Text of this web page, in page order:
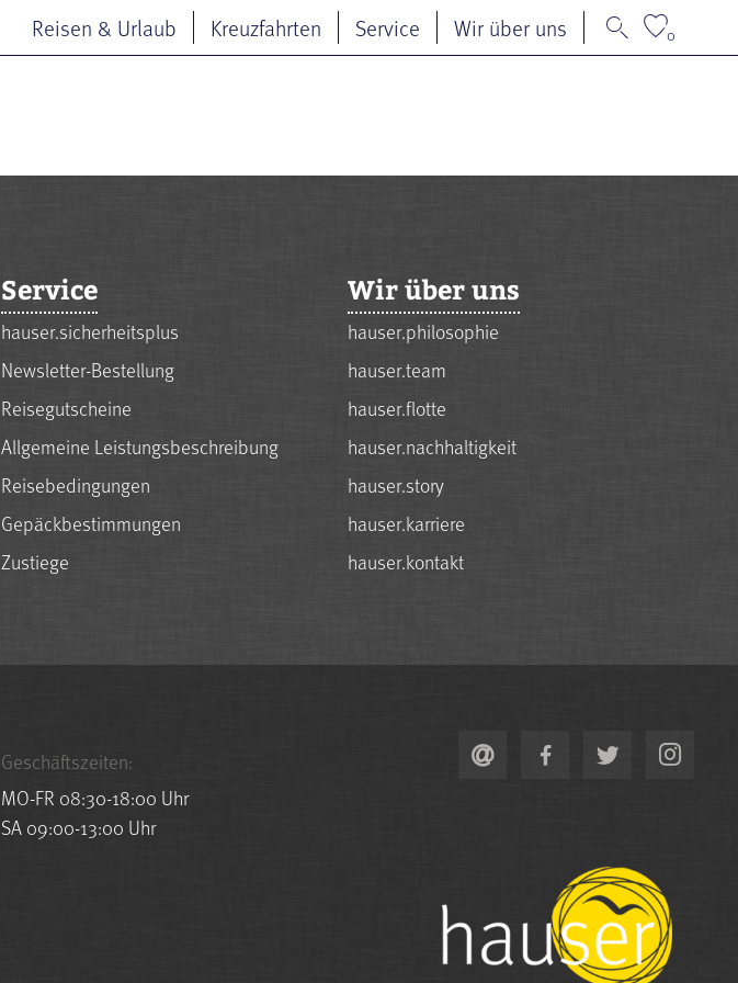
Reisen & Urlaub Kreuzfahrten Service Wir über uns 0
Service
hauser.sicherheitsplus
Newsletter-Bestellung
Reisegutscheine
Allgemeine Leistungsbeschreibung
Reisebedingungen
Gepäckbestimmungen
Zustiege
Wir über uns
hauser.philosophie
hauser.team
hauser.flotte
hauser.nachhaltigkeit
hauser.story
hauser.karriere
hauser.kontakt
Geschäftszeiten:
MO-FR 08:30-18:00 Uhr
SA 09:00-13:00 Uhr